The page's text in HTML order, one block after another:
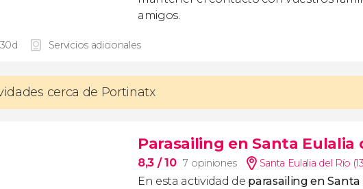
amigos.
Servicios adicionales
cerca de Portinatx
Parasailing en Santa Eulalia
8,3 / 10 7 opiniones Santa Eulalia del Río
En esta actividad de parasailing en Santa